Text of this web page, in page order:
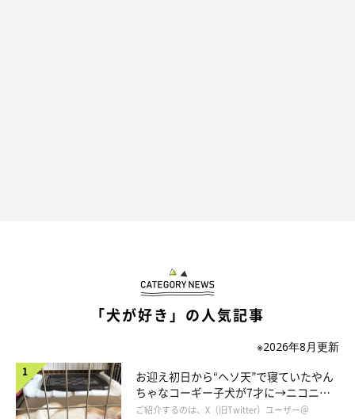
「犬が好き」の人気記事
※2026年8月更新
お迎え初日から“ヘソ天”で寝ていたやん
ちゃなコーギー子犬が7才に→ニコニ
コ“コーギースマイル”が魅力のコに成
ご紹介するのは、X（旧Twitter）ユーザー＠